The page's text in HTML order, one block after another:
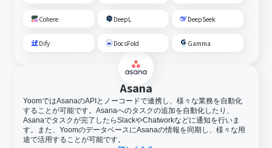
Cohere DeepL DeepSeek
Dify DocsFold Gamma
Asana
YoomではAsanaのAPIとノーコードで連携し、様々な業務を自動化
することが可能です。Asanaへのタスクの追加を自動化したり、
Asanaでタスクが完了したらSlackやChatworkなどに通知を行いま
す。また、YoomのデータベースにAsanaの情報を同期し、様々な用
途で活用することが可能です。